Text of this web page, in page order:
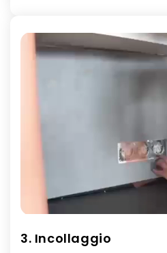
3. Incollaggio